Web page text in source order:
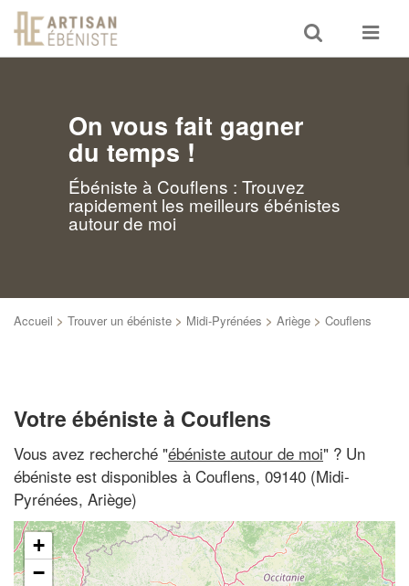
Toggle
search
Toggle
On vous fait gagner
du temps !
Ébéniste à Couflens : Trouvez
rapidement les meilleurs ébénistes
autour de moi
Accueil > Trouver un ébéniste > Midi-Pyrénées > Ariège > Couflens
Votre ébéniste à Couflens
Vous avez recherché "ébéniste autour de moi" ? Un
ébéniste est disponibles à Couflens, 09140 (Midi-
Pyrénées, Ariège)
+
−